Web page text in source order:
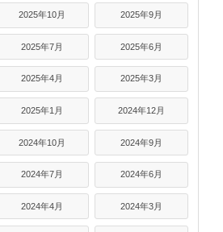
2025年10月 2025年9月
2025年7月 2025年6月
2025年4月 2025年3月
2025年1月 2024年12月
2024年10月 2024年9月
2024年7月 2024年6月
2024年4月 2024年3月